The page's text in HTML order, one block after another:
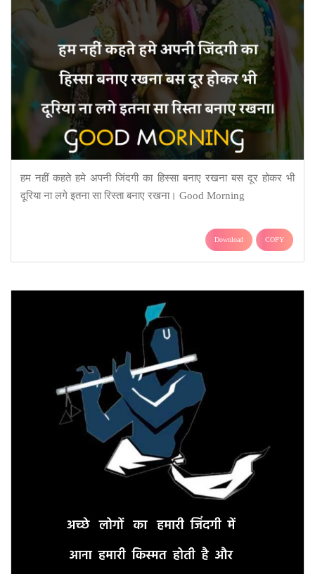
हम नहीं कहते हमे अपनी जिंदगी का हिस्सा बनाए रखना बस दूर होकर भी
दूरिया ना लगे इतना सा रिस्ता बनाए रखना। Good Morning
Download COPY